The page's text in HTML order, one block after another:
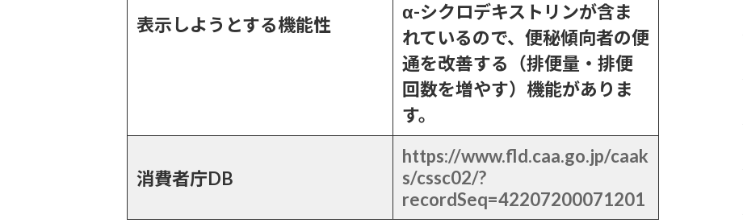
表示しようとする機能性
α-シクロデキストリンが含ま
れているので、便秘傾向者の便
通を改善する（排便量・排便
回数を増やす）機能がありま
す。
消費者庁DB
https://www.fld.caa.go.jp/caak
s/cssc02/?
recordSeq=42207200071201